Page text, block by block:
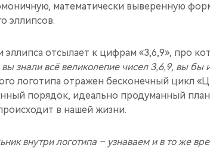
математически выверенную
эллипсов.
отсылает к цифрам «3,6,9», про
знали всё великолепие чисел 3,6,9, вы бы
логотипа отражен бесконечный цикл
порядок, идеально продуманный
в нашей жизни.
внутри логотипа – узнаваем и в то же